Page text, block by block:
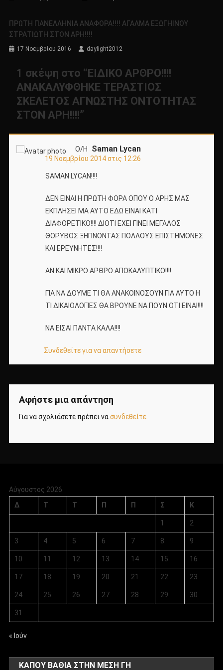
ΠΡΩΤΗ ΠΑΝΕΛΛΗΝΙΑ ΑΝΑΦΟΡΑ!!!! ΑΓΑΛΜΑ ΕΞΩΓΗΙΝΟΥ
ΣΤΡΑΤΙΩΤΗ ΣΤΟΝ ΑΡΗ!!!!
17 Νοεμβρίου 2016 daylight2012
1 σκέψη στο “ΕΙΔΙΚΟ ΑΡΘΡΟ!!!!
ΑΝΑΚΑΛΥΦΘΗΚΕ ΤΕΡΑΣΤΙΟΣ
ΣΚΕΛΕΤΟΣ ΑΓΝΩΣΤΗΣ ΟΝΤΟΤΗΤΑΣ
ΣΤΟΝ ΑΡΗ!!!!”
Ο/Η Saman Lycan
19 Νοεμβρίου 2014 στις 12:26
SAMAN LYCAN!!!!
ΔΕΝ ΕΙΝΑΙ Η ΠΡΩΤΗ ΦΟΡΑ ΟΠΟΥ Ο ΑΡΗΣ ΜΑΣ
ΕΚΠΛΗΣΕΙ ΜΑ ΑΥΤΟ ΕΔΩ ΕΙΝΑΙ ΚΑΤΙ
ΔΙΑΦΟΡΕΤΙΚΟ!!!! ΔΙΟΤΙ ΕΧΕΙ ΓΙΝΕΙ ΜΕΓΑΛΟΣ
ΘΟΡΥΒΟΣ ΞΗΠΝΟΝΤΑΣ ΠΟΛΛΟΥΣ ΕΠΙΣΤΗΜΟΝΕΣ
ΚΑΙ ΕΡΕΥΝΗΤΕΣ!!!!
ΑΝ ΚΑΙ ΜΙΚΡΟ ΑΡΘΡΟ ΑΠΟΚΑΛΥΠΤΙΚΟ!!!!
ΓΙΑ ΝΑ ΔΟΥΜΕ ΤΙ ΘΑ ΑΝΑΚΟΙΝΟΣΟΥΝ ΓΙΑ ΑΥΤΟ Η
ΤΙ ΔΙΚΑΙΟΛΟΓΙΕΣ ΘΑ ΒΡΟΥΝΕ ΝΑ ΠΟΥΝ ΟΤΙ ΕΙΝΑΙ!!!!
ΝΑ ΕΙΣΑΙ ΠΑΝΤΑ ΚΑΛΑ!!!!
Συνδεθείτε για να απαντήσετε
Αφήστε μια απάντηση
Για να σχολιάσετε πρέπει νασυνδεθείτε.
Αύγουστος 2026
Δ
Τ Τ Π Π Σ Κ
1 2
3 4 5 6 7 8 9
10 11 12 13 14 15 16
17 18 19 20 21 22 23
24 25 26 27 28 29 30
31
« Ιούν
ΚΑΠΟΥ ΒΑΘΙΑ ΣΤΗΝ ΜΕΣΗ ΓΗ